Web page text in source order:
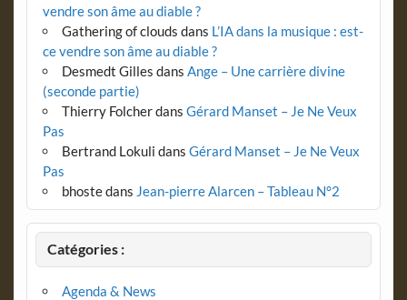
vendre son âme au diable ?
Gathering of clouds dans L’IA dans la musique : est-
ce vendre son âme au diable ?
Desmedt Gilles dans Ange – Une carrière divine
(seconde partie)
Thierry Folcherdans Gérard Manset – Je Ne Veux
Pas
Bertrand Lokuli dans Gérard Manset – Je Ne Veux
Pas
bhostedans Jean-pierre Alarcen – Tableau N°2
Catégories :
Agenda & News